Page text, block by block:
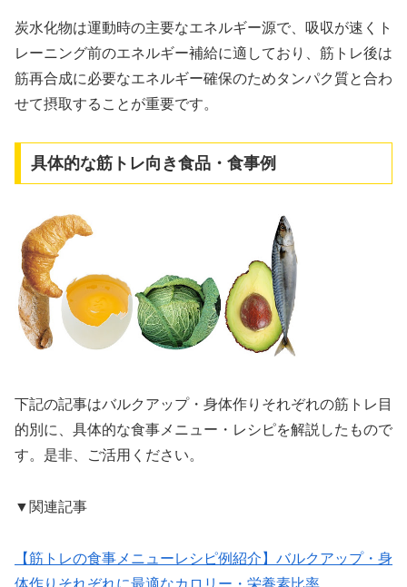
炭水化物は運動時の主要なエネルギー源で、吸収が速くト
レーニング前のエネルギー補給に適しており、筋トレ後は
筋再合成に必要なエネルギー確保のためタンパク質と合わ
せて摂取することが重要です。
具体的な筋トレ向き食品・食事例
下記の記事はバルクアップ・身体作りそれぞれの筋トレ目
的別に、具体的な食事メニュー・レシピを解説したもので
す。是非、ご活用ください。
▼関連記事
【筋トレの食事メニューレシピ例紹介】バルクアップ・身
体作りそれぞれに最適なカロリー・栄養素比率